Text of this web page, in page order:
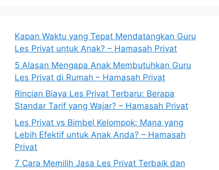
Kapan Waktu yang Tepat Mendatangkan Guru
Les Privat untuk Anak? – Hamasah Privat
5 Alasan Mengapa Anak Membutuhkan Guru
Les Privat di Rumah – Hamasah Privat
Rincian Biaya Les Privat Terbaru: Berapa
Standar Tarif yang Wajar? – Hamasah Privat
Les Privat vs Bimbel Kelompok: Mana yang
Lebih Efektif untuk Anak Anda? – Hamasah
Privat
7 Cara Memilih Jasa Les Privat Terbaik dan